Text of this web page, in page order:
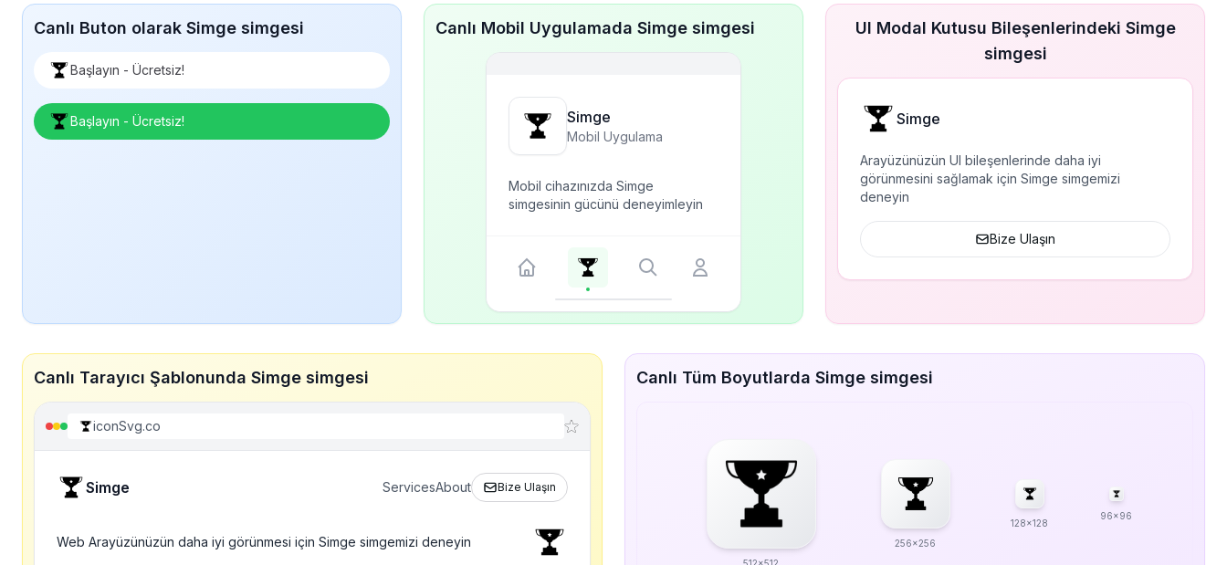
Canlı Buton olarak Simge simgesi
Başlayın - Ücretsiz!
Başlayın - Ücretsiz!
Canlı Mobil Uygulamada Simge simgesi
Simge
Mobil Uygulama
Mobil cihazınızda Simge
simgesinin gücünü deneyimleyin
UI Modal Kutusu Bileşenlerindeki Simge
simgesi
Simge
Arayüzünüzün UI bileşenlerinde daha iyi
görünmesini sağlamak için Simge simgemizi
deneyin
Bize Ulaşın
Canlı Tarayıcı Şablonunda Simge simgesi
iconSvg.co
Simge ServicesAbout Bize Ulaşın
Web Arayüzünüzün daha iyi görünmesi için Simge simgemizi deneyin
Canlı Tüm Boyutlarda Simge simgesi
256x256
128x128
96x96